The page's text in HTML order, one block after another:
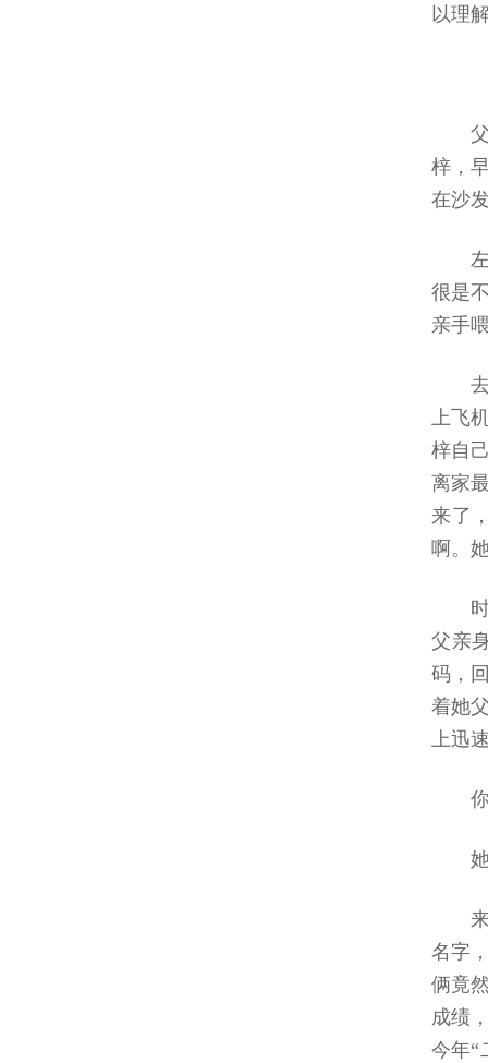
以理
梓，
在沙
很是
亲手
上飞
梓自
离家
来了
啊。
父亲
码，
着她
上迅
名字
俩竟
成绩
今年“